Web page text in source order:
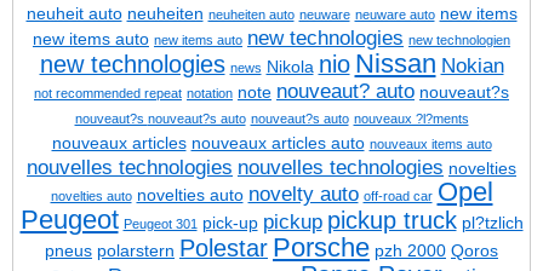
neuheit auto neuheiten neuheiten auto neuware neuware auto new items
new items auto new items auto new technologies new technologien
new technologies news Nikola nio Nissan Nokian
not recommended repeat notation note nouveaut? auto nouveaut?s
nouveaut?s nouveaut?s auto nouveaut?s auto nouveaux ?l?ments
nouveaux articles nouveaux articles auto nouveaux items auto
nouvelles technologies nouvelles technologies novelties
novelties auto novelties auto novelty auto off-road car Opel
Peugeot Peugeot 301 pick-up pickup pickup truck pl?tzlich
pneus polarstern Polestar Porsche pzh 2000 Qoros